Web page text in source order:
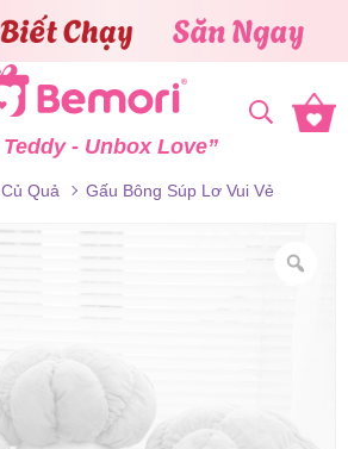
Teddy - Unbox Love”
Quả Gấu Bông Súp Lơ Vui Vẻ